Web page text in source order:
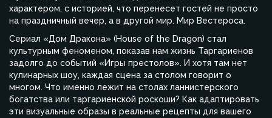
характером, с историей, что перенесет гостей не просто
на праздничный вечер, а в другой мир. Мир Вестероса.
Сериал «Дом Дракона» (House of the Dragon) стал
культурным феноменом, показав нам жизнь Таргариенов
задолго до событий «Игры престолов». И хотя там нет
кулинарных шоу, каждая сцена за столом говорит о
многом. Что именно лежит на столах ланнистерского
богатства или таргариенской роскоши? Как адаптировать
эти визуальные образы в реальные рецепты для вашего